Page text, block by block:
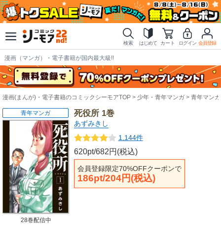
検索 はじめて カート ログイン 会員登録
漫画（マンガ）・電子書籍が国内最大級!!
漫画(まんが)・電子書籍のコミックシーモアTOP 少年・青年マンガ 青年マンガ
死役所 1巻
あずみきし
1,144件
620pt/682円(税込)
会員登録限定70%OFFクーポンで
186pt/204円(税込)
青年マンガ
28巻配信中